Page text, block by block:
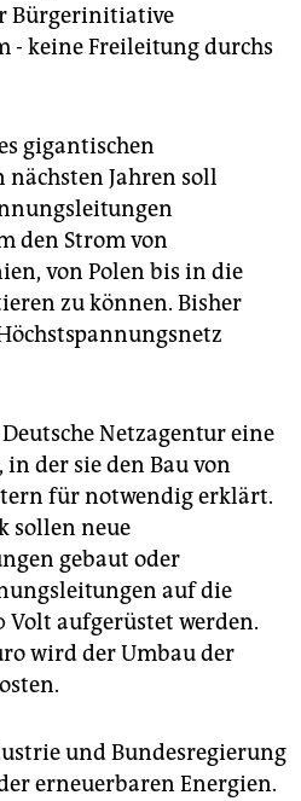
Bürgerinitiative
- keine Freileitung durchs
gigantischen
nächsten Jahren soll
den Strom von
von Polen bis in die
zu können. Bisher
Netzagentur eine
der sie den Bau von
für notwendig erklärt.
sollen neue
gebaut oder
auf die
aufgerüstet werden.
wird der Umbau der
und Bundesregierung
erneuerbaren Energien.